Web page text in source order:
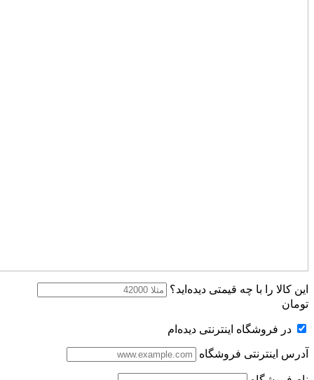
این کالا را با چه قیمتی دیده‌اید؟
تومان
در فروشگاه اینترنتی دیده‌ام
آدرس اینترنتی فروشگاه